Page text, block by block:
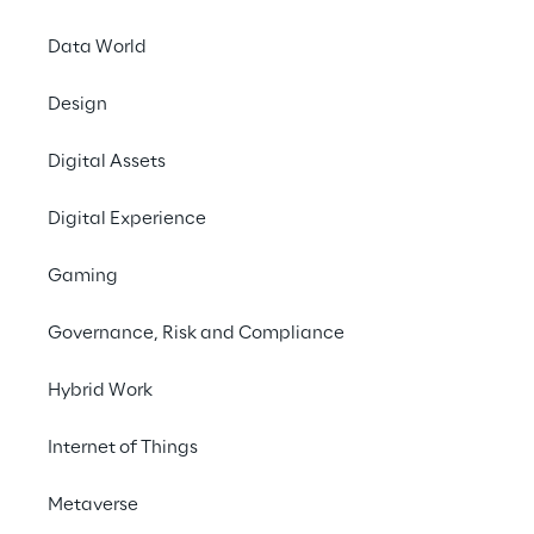
Data World
Design
Digital Assets
Digital Experience
Gaming
Governance, Risk and Compliance
Hybrid Work
Internet of Things
Metaverse
Oracle-
Finanz-, Logistik-
Mit über 140 Jahren
ist Pusterla 1880 in
und Präzision stellt.
entscheidend, um
Auslieferung des